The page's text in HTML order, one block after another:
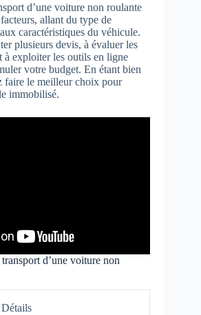
d’une voiture non roulante
allant du type de
caractéristiques du véhicule.
plusieurs devis, à évaluer les
à exploiter les outils en ligne
votre budget. En étant bien
faire le meilleur choix pour
immobilisé.
d’une voiture non
Détails